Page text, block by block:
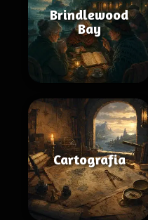
Brindlewood
Bay
Cartografia